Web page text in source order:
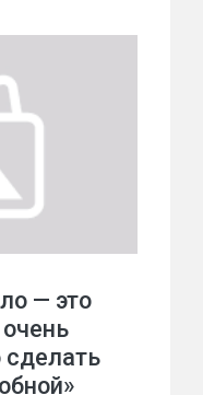
— это
сделать